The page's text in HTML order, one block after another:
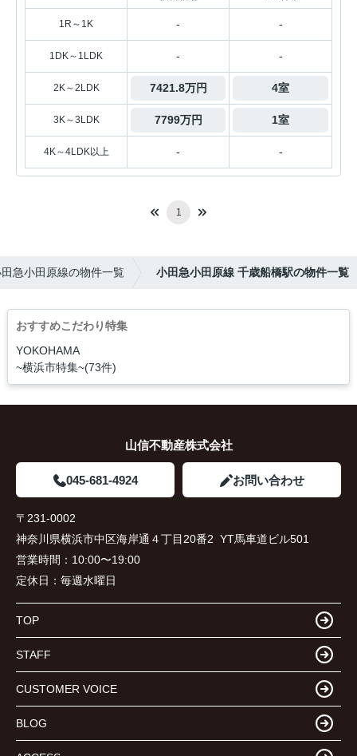
1R～1K - -
1DK～1LDK - -
2K～2LDK 7421.8万円 4室
3K～3LDK 7799万円 1室
4K～4LDK以上 - -
1
急小田原線の物件一覧 小田急小田原線 千歳船橋駅の物件一覧
おすすめこだわり特集
YOKOHAMA
~横浜市特集~(73件)
山信不動産株式会社
045-681-4924 お問い合わせ
〒231-0002
神奈川県横浜市中区海岸通４丁目20番2 YT馬車道ビル501
営業時間： 10:00〜19:00
定休日： 毎週水曜日
TOP
STAFF
CUSTOMER VOICE
BLOG